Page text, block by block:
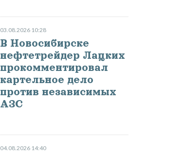
03.08.2026 10:28
В Новосибирске
нефтетрейдер Лацких
прокомментировал
картельное дело
против независимых
АЗС
04.08.2026 14:40